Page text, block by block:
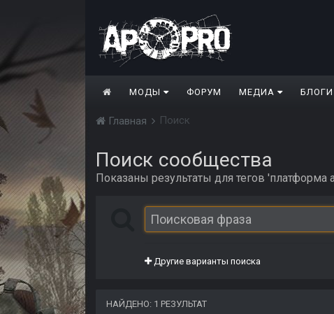
МОДЫ ФОРУМ МЕДИА БЛОГИ
Главная Поиск
Поиск сообщества
Показаны результаты для тегов 'платформа
Другие варианты поиска
НАЙДЕНО: 1 РЕЗУЛЬТАТ